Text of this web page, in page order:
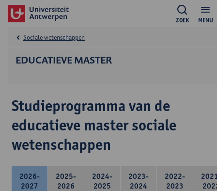
MENU
ZOEK
EDUCATIEVE MASTER
Sociale wetenschappen
Studieprogramma van de
educatieve master sociale
wetenschappen
2026-
2027
2025-
2026
2024-
2025
2023-
2024
2022-
2023